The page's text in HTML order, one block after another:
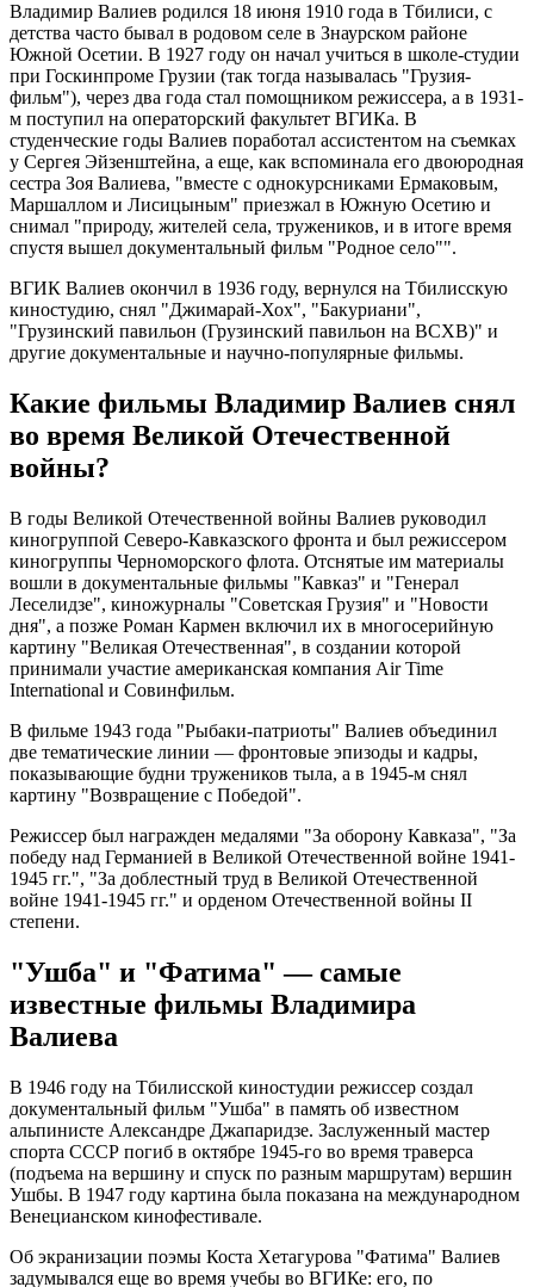
Владимир Валиев родился 18 июня 1910 года в Тбилиси, с
детства часто бывал в родовом селе в Знаурском районе
Южной Осетии. В 1927 году он начал учиться в школе-студии
при Госкинпроме Грузии (так тогда называлась "Грузия-
фильм"), через два года стал помощником режиссера, а в 1931-
м поступил на операторский факультет ВГИКа. В
студенческие годы Валиев поработал ассистентом на съемках
у Сергея Эйзенштейна, а еще, как вспоминала его двоюродная
сестра Зоя Валиева, "вместе с однокурсниками Ермаковым,
Маршаллом и Лисицыным" приезжал в Южную Осетию и
снимал "природу, жителей села, тружеников, и в итоге время
спустя вышел документальный фильм "Родное село"".
ВГИК Валиев окончил в 1936 году, вернулся на Тбилисскую
киностудию, снял "Джимарай-Хох", "Бакуриани",
"Грузинский павильон (Грузинский павильон на ВСХВ)" и
другие документальные и научно-популярные фильмы.
Какие фильмы Владимир Валиев снял
во время Великой Отечественной
войны?
В годы Великой Отечественной войны Валиев руководил
киногруппой Северо-Кавказского фронта и был режиссером
киногруппы Черноморского флота. Отснятые им материалы
вошли в документальные фильмы "Кавказ" и "Генерал
Леселидзе", киножурналы "Советская Грузия" и "Новости
дня", а позже Роман Кармен включил их в многосерийную
картину "Великая Отечественная", в создании которой
принимали участие американская компания Air Time
International и Совинфильм.
В фильме 1943 года "Рыбаки-патриоты" Валиев объединил
две тематические линии — фронтовые эпизоды и кадры,
показывающие будни тружеников тыла, а в 1945-м снял
картину "Возвращение с Победой".
Режиссер был награжден медалями "За оборону Кавказа", "За
победу над Германией в Великой Отечественной войне 1941-
1945 гг.", "За доблестный труд в Великой Отечественной
войне 1941-1945 гг." и орденом Отечественной войны II
степени.
"Ушба" и "Фатима" — самые
известные фильмы Владимира
Валиева
В 1946 году на Тбилисской киностудии режиссер создал
документальный фильм "Ушба" в память об известном
альпинисте Александре Джапаридзе. Заслуженный мастер
спорта СССР погиб в октябре 1945-го во время траверса
(подъема на вершину и спуск по разным маршрутам) вершин
Ушбы. В 1947 году картина была показана на международном
Венецианском кинофестивале.
Об экранизации поэмы Коста Хетагурова "Фатима" Валиев
задумывался еще во время учебы во ВГИКе: его, по